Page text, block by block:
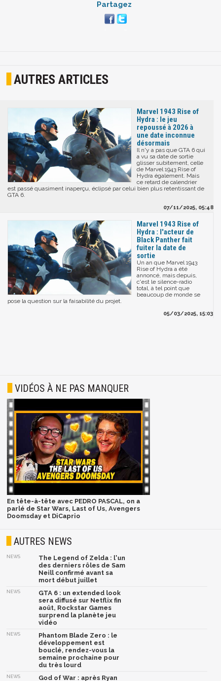
Partagez
AUTRES ARTICLES
Marvel 1943 Rise of
Hydra : le jeu
repoussé à 2026 à
une date inconnue
désormais
Il n'y a pas que GTA 6 qui
a vu sa date de sortie
glisser subitement, celle
de Marvel 1943 Rise of
Hydra également. Mais
ce retard de calendrier
est passé quasiment inaperçu, éclipsé par celui bien plus retentissant de
GTA 6.
07/11/2025, 05:48
Marvel 1943 Rise of
Hydra : l'acteur de
Black Panther fait
fuiter la date de
sortie
Un an que Marvel 1943
Rise of Hydra a été
annoncé, mais depuis,
c'est le silence-radio
total, à tel point que
beaucoup de monde se
pose la question sur la faisabilité du projet.
05/03/2025, 15:03
VIDÉOS À NE PAS MANQUER
En tête-à-tête avec PEDRO PASCAL, on a
parlé de Star Wars, Last of Us, Avengers
Doomsday et DiCaprio
AUTRES NEWS
NEWS
The Legend of Zelda : l'un
des derniers rôles de Sam
Neill confirmé avant sa
mort début juillet
NEWS
GTA 6 : un extended look
sera diffusé sur Netflix fin
août, Rockstar Games
surprend la planète jeu
vidéo
NEWS
Phantom Blade Zero : le
développement est
bouclé, rendez-vous la
semaine prochaine pour
du très lourd
NEWS God of War : après Ryan